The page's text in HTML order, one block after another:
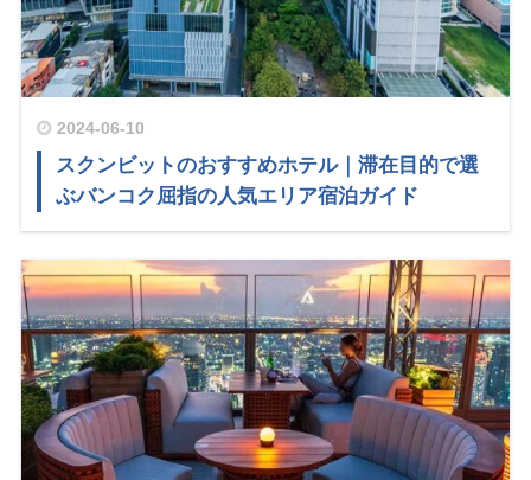
2024-06-10
スクンビットのおすすめホテル｜滞在目的で選
ぶバンコク屈指の人気エリア宿泊ガイド